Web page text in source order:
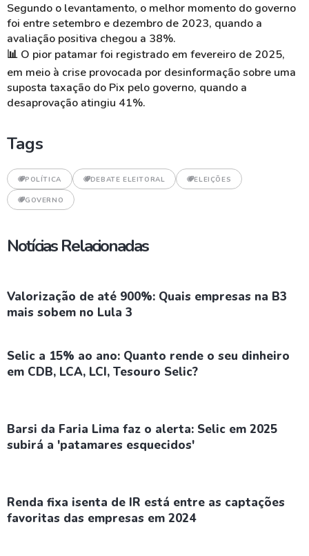
Segundo o levantamento, o melhor momento do governo
foi entre setembro e dezembro de 2023, quando a
avaliação positiva chegou a 38%.
📊 O pior patamar foi registrado em fevereiro de 2025,
em meio à crise provocada por desinformação sobre uma
suposta taxação do Pix pelo governo, quando a
desaprovação atingiu 41%.
Tags
POLÍTICA DEBATE ELEITORAL ELEIÇÕES
GOVERNO
Notícias Relacionadas
Valorização de até 900%: Quais empresas na B3
mais sobem no Lula 3
Selic a 15% ao ano: Quanto rende o seu dinheiro
em CDB, LCA, LCI, Tesouro Selic?
Barsi da Faria Lima faz o alerta: Selic em 2025
subirá a 'patamares esquecidos'
Renda fixa isenta de IR está entre as captações
favoritas das empresas em 2024